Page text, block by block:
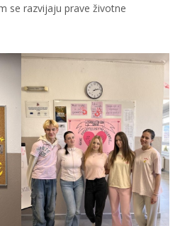
se razvijaju prave životne